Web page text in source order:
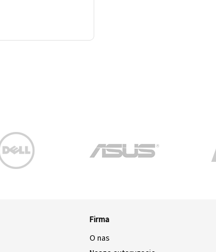
Firma
O nas